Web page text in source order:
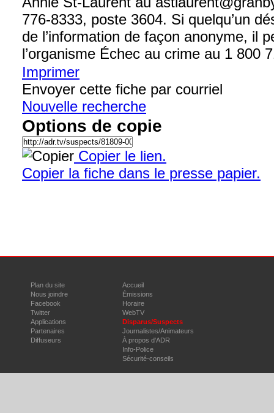
776-8333, poste 3604. Si quelqu’un
de l’information de façon anonyme, il
l’organisme Échec au crime au 1 800
Imprimer
Envoyer cette fiche par courriel
Nouvelle recherche
Options de copie
Copier le lien.
Copier la fiche dans le presse papier.
Plan du site
Nous joindre
Facebook
Twitter
Applications
Partenaires
Diffuseurs
Accueil
Émissions
Horaire
WebTV
Disparus/Suspects
Journalistes/Animateurs
À propos d'ADR
Info-Police
Sécurité-conseils